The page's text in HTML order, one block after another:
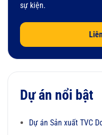
sự kiện.
Dự án nổi bật
Dự án Sản xuất TVC